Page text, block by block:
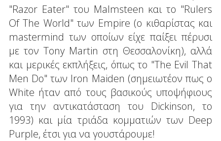
"Razor Eater" του Malmsteen και το "Rulers
Of The World" των Empire (ο κιθαρίστας και
mastermind των οποίων είχε παίξει πέρυσι
με τον Tony Martin στη Θεσσαλονίκη), αλλά
και μερικές εκπλήξεις, όπως το "The Evil That
Men Do" των Iron Maiden (σημειωτέον πως ο
White ήταν από τους βασικούς υποψήφιους
για την αντικατάσταση του Dickinson, το
1993) και μία τριάδα κομματιών των Deep
Purple, έτσι για να γουστάρουμε!